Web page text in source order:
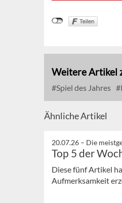
Weitere Artikel
Spiel des Jahres
Ähnliche Artikel
20.07.26 – Die
Top 5 der
Diese fünf Artikel
Aufmerksamkeit